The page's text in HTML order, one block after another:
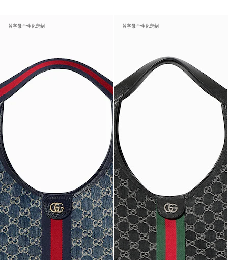
首字母个性化定制 首字母个性化定制